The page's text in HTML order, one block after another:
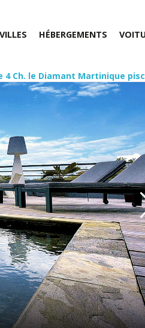
VILLES HÉBERGEMENTS
4 Ch. le Diamant Martinique